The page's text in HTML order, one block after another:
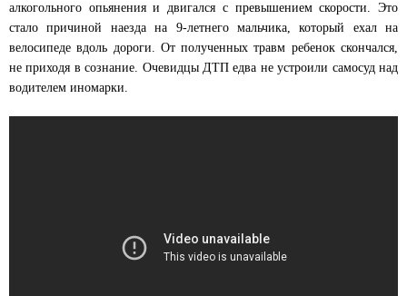
алкогольного опьянения и двигался с превышением скорости. Это
стало причиной наезда на 9-летнего мальчика, который ехал на
велосипеде вдоль дороги. От полученных травм ребенок скончался,
не приходя в сознание. Очевидцы ДТП едва не устроили самосуд над
водителем иномарки.